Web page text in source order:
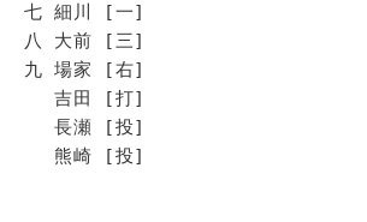
七 細川 [一]
八 大前 [三]
九 場家 [右]
吉田 [打]
長瀬 [投]
熊崎 [投]